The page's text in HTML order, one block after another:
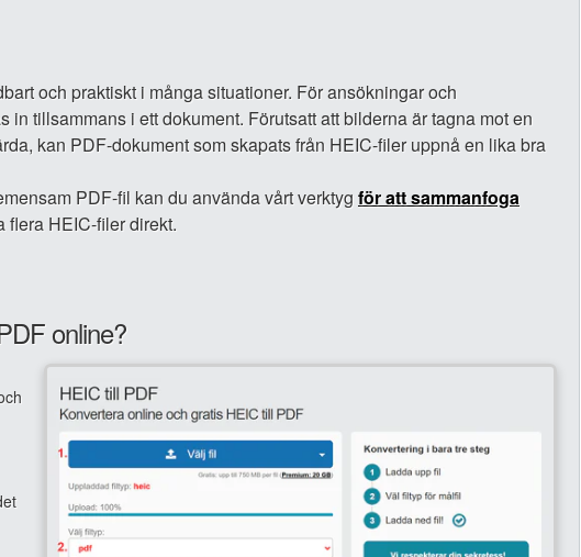
och praktiskt i många situationer. För ansökningar och
in tillsammans i ett dokument. Förutsatt att bilderna är tagna mot en
kan PDF-dokument som skapats från HEIC-filer uppnå en lika bra
PDF-fil kan du använda vårt verktyg för att sammanfoga
flera HEIC-filer direkt.
online?